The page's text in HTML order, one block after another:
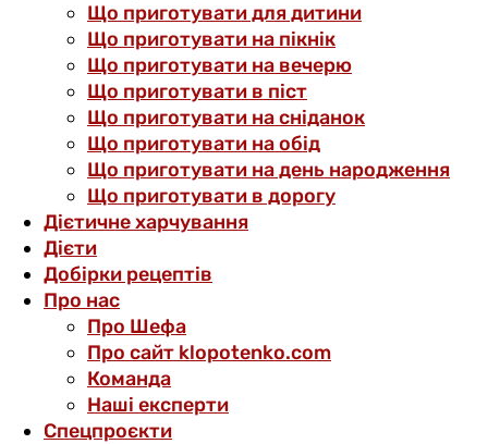
Що приготувати для дитини
Що приготувати на пікнік
Що приготувати на вечерю
Що приготувати в піст
Що приготувати на сніданок
Що приготувати на обід
Що приготувати на день народження
Що приготувати в дорогу
Дієтичне харчування
Дієти
Добірки рецептів
Про нас
Про Шефа
Про сайт klopotenko.com
Команда
Наші експерти
Спецпроєкти